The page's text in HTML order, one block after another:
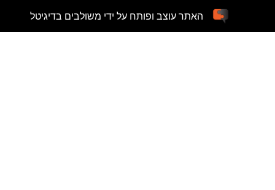
האתר עוצב ופותח על ידי משולבים בדיגיטל